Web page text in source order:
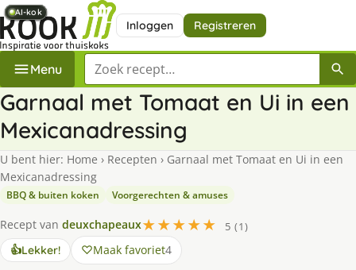
Inloggen Registreren
Menu Zoek een recept
Garnaal met Tomaat en Ui in een
Mexicanadressing
U bent hier: Home › Recepten › Garnaal met Tomaat en Ui in een
Mexicanadressing
BBQ & buiten koken Voorgerechten & amuses
Recept van deuxchapeaux★★★★★
5 (1)
👍Lekker! Maak favoriet4
AI-kok
AI-kok
AI-kok
AI-kok
AI-kok
AI-kok
AI-kok
AI-kok